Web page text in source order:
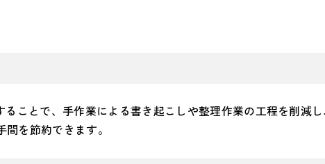
ことで、手作業による書き起こしや整理作業の工程を削減
を節約できます。